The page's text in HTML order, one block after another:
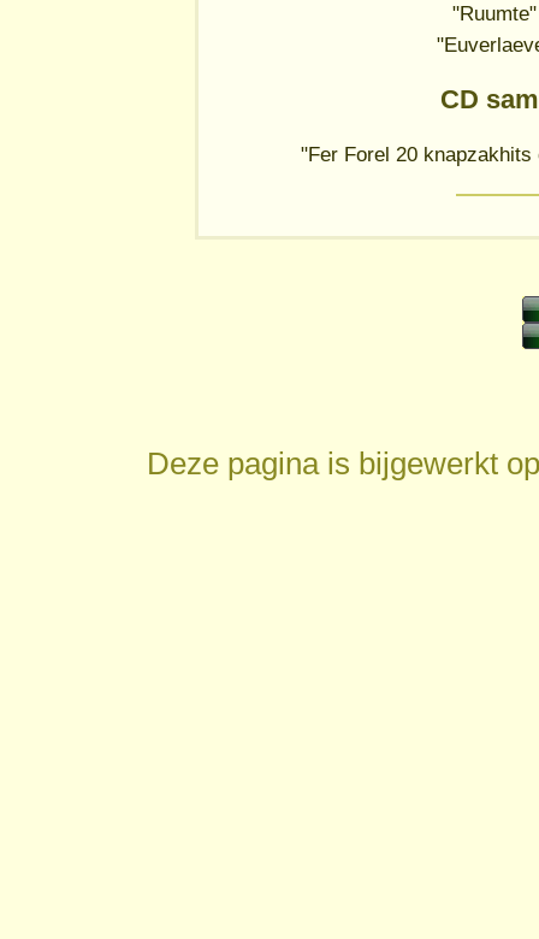
CD
"Fer Forel 20
Deze pagina is bijgewerkt